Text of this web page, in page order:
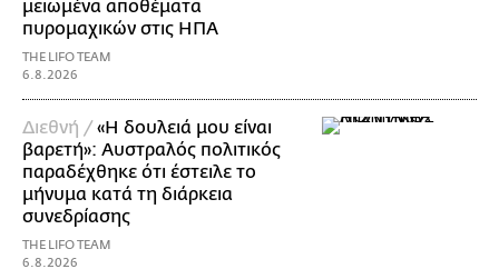
μειωμένα αποθέματα
πυρομαχικών στις ΗΠΑ
THE LIFO TEAM
6.8.2026
Διεθνή /«Η δουλειά μου είναι
βαρετή»: Αυστραλός πολιτικός
παραδέχθηκε ότι έστειλε το
μήνυμα κατά τη διάρκεια
συνεδρίασης
THE LIFO TEAM
6.8.2026